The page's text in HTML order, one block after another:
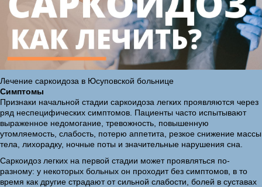
Лечение саркоидоза в Юсуповской больнице
Симптомы
Признаки начальной стадии саркоидоза легких проявляются через
ряд неспецифических симптомов. Пациенты часто испытывают
выраженное недомогание, тревожность, повышенную
утомляемость, слабость, потерю аппетита, резкое снижение массы
тела, лихорадку, ночные поты и значительные нарушения сна.
Саркоидоз легких на первой стадии может проявляться по-
разному: у некоторых больных он проходит без симптомов, в то
время как другие страдают от сильной слабости, болей в суставах